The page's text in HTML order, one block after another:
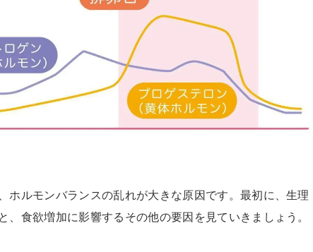
ホルモンバランスの乱れが大きな原因です。最初に、生理
、食欲増加に影響するその他の要因を見ていきましょう。